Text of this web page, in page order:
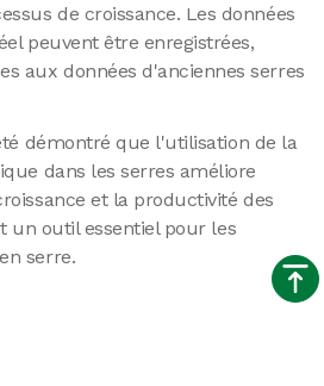
de croissance. Les données
peuvent être enregistrées,
aux données d'anciennes serres
démontré que l'utilisation de la
dans les serres améliore
et la productivité des
un outil essentiel pour les
serre.